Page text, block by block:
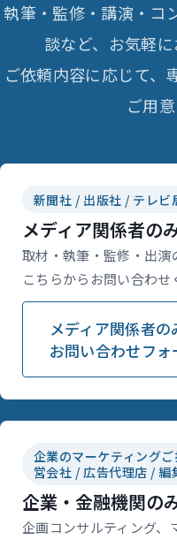
執筆・監修・講演・コ
談など、お気軽
ご依頼内容に応じて、
ご用
新聞社 / 出版社 / テレビ
メディア関係者の
取材・執筆・監修・出演
こちらからお問い合わせ
メディア関係者
お問い合わせフォ
企業のマーケティング
営会社 / 広告代理店 /
企業・金融機関の
企画コンサルティング、